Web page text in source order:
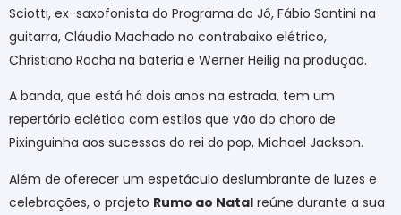
Sciotti, ex-saxofonista do Programa do Jô, Fábio Santini na
guitarra, Cláudio Machado no contrabaixo elétrico,
Christiano Rocha na bateria e Werner Heilig na produção.
A banda, que está há dois anos na estrada, tem um
repertório eclético com estilos que vão do choro de
Pixinguinha aos sucessos do rei do pop, Michael Jackson.
Além de oferecer um espetáculo deslumbrante de luzes e
celebrações, o projeto Rumo ao Natal reúne durante a sua